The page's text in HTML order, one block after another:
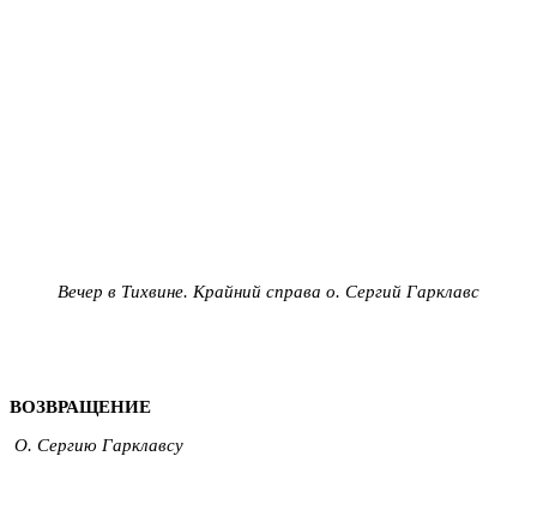
Вечер в Тихвине. Крайний справа о. Сергий Гарклавс
ВОЗВРАЩЕНИЕ
О. Сергию Гарклавсу